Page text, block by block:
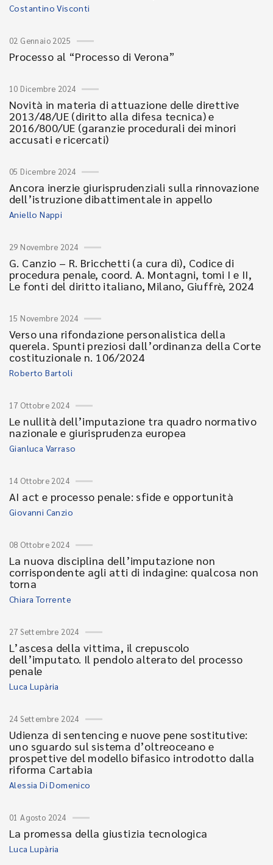
Costantino Visconti
02 Gennaio 2025
Processo al “Processo di Verona”
10 Dicembre 2024
Novità in materia di attuazione delle direttive
2013/48/UE (diritto alla difesa tecnica) e
2016/800/UE (garanzie procedurali dei minori
accusati e ricercati)
05 Dicembre 2024
Ancora inerzie giurisprudenziali sulla rinnovazione
dell’istruzione dibattimentale in appello
Aniello Nappi
29 Novembre 2024
G. Canzio – R. Bricchetti (a cura di), Codice di
procedura penale, coord. A. Montagni, tomi I e II,
Le fonti del diritto italiano, Milano, Giuffrè, 2024
15 Novembre 2024
Verso una rifondazione personalistica della
querela. Spunti preziosi dall’ordinanza della Corte
costituzionale n. 106/2024
Roberto Bartoli
17 Ottobre 2024
Le nullità dell’imputazione tra quadro normativo
nazionale e giurisprudenza europea
Gianluca Varraso
14 Ottobre 2024
AI act e processo penale: sfide e opportunità
Giovanni Canzio
08 Ottobre 2024
La nuova disciplina dell’imputazione non
corrispondente agli atti di indagine: qualcosa non
torna
Chiara Torrente
27 Settembre 2024
L’ascesa della vittima, il crepuscolo
dell’imputato. Il pendolo alterato del processo
penale
Luca Lupària
24 Settembre 2024
Udienza di sentencing e nuove pene sostitutive:
uno sguardo sul sistema d’oltreoceano e
prospettive del modello bifasico introdotto dalla
riforma Cartabia
Alessia Di Domenico
01 Agosto 2024
La promessa della giustizia tecnologica
Luca Lupària